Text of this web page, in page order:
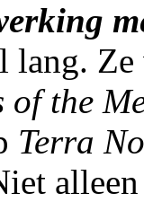
lang.
of the
Terra